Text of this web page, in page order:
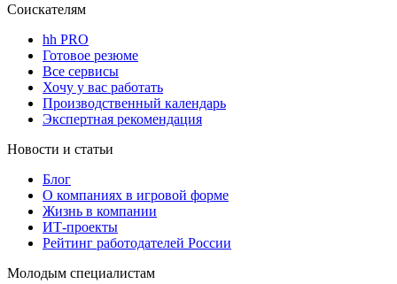
Соискателям
hh PRO
Готовое резюме
Все сервисы
Хочу у вас работать
Производственный календарь
Экспертная рекомендация
Новости и статьи
Блог
О компаниях в игровой форме
Жизнь в компании
ИТ-проекты
Рейтинг работодателей России
Молодым специалистам